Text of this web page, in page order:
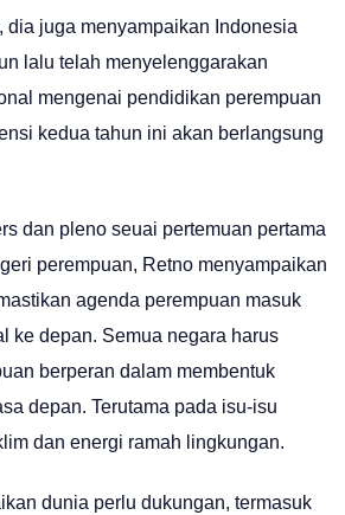
dia juga menyampaikan Indonesia
lalu telah menyelenggarakan
mengenai pendidikan perempuan
kedua tahun ini akan berlangsung
dan pleno seuai pertemuan pertama
perempuan, Retno menyampaikan
agenda perempuan masuk
ke depan. Semua negara harus
berperan dalam membentuk
depan. Terutama pada isu-isu
dan energi ramah lingkungan.
dunia perlu dukungan, termasuk